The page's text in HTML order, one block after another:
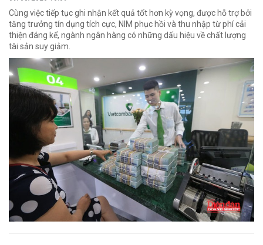
Cùng việc tiếp tục ghi nhận kết quả tốt hơn kỳ vọng, được hỗ trợ bởi
tăng trưởng tín dụng tích cực, NIM phục hồi và thu nhập từ phí cải
thiện đáng kể, ngành ngân hàng có những dấu hiệu về chất lượng
tài sản suy giảm.